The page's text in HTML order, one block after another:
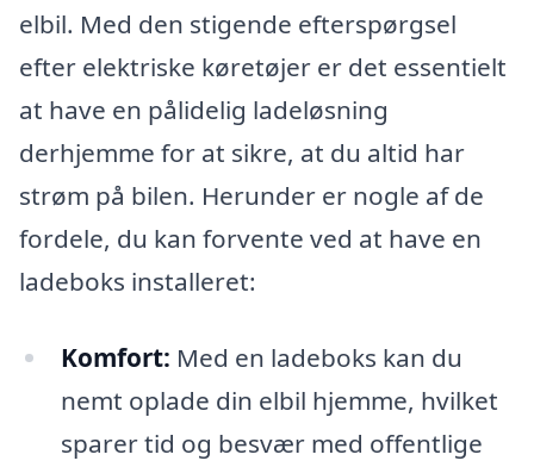
elbil. Med den stigende efterspørgsel
efter elektriske køretøjer er det essentielt
at have en pålidelig ladeløsning
derhjemme for at sikre, at du altid har
strøm på bilen. Herunder er nogle af de
fordele, du kan forvente ved at have en
ladeboks installeret:
Komfort: Med en ladeboks kan du
nemt oplade din elbil hjemme, hvilket
sparer tid og besvær med offentlige